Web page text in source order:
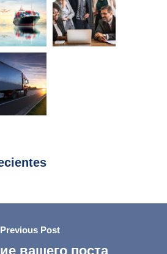
Previous Post
вашего поста